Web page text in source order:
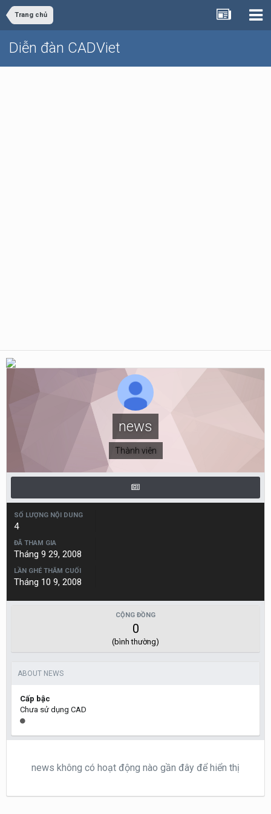
Trang chủ
Diễn đàn CADViet
news
Thành viên
SỐ LƯỢNG NỘI DUNG
4
ĐÃ THAM GIA
Tháng 9 29, 2008
LẦN GHÉ THĂM CUỐI
Tháng 10 9, 2008
CỘNG ĐỒNG
0
(bình thường)
ABOUT NEWS
Cấp bậc
Chưa sử dụng CAD
news không có hoạt động nào gần đây để hiển thị